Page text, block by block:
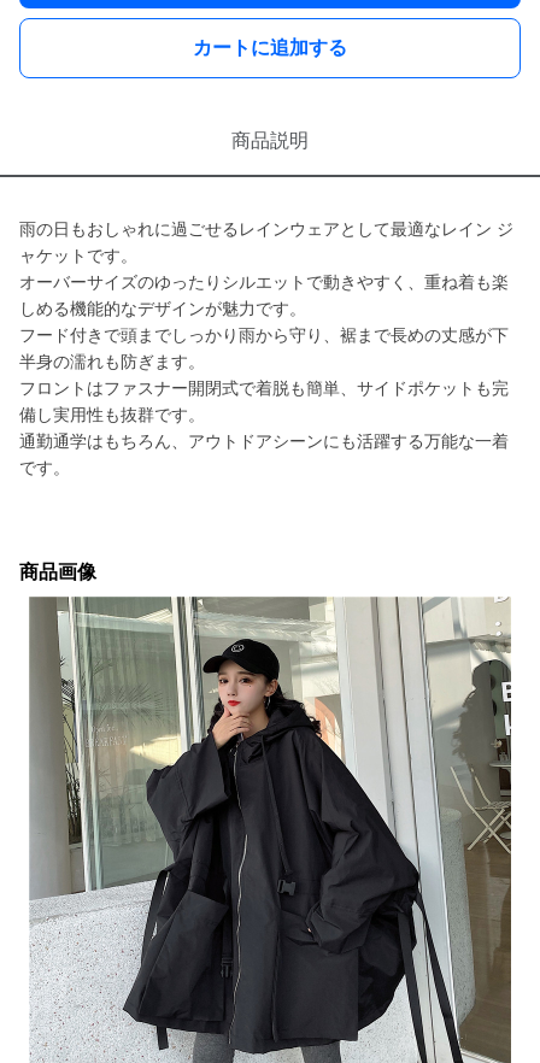
カートに追加する
商品説明
雨の日もおしゃれに過ごせるレインウェアとして最適なレイン ジ
ャケットです。
オーバーサイズのゆったりシルエットで動きやすく、重ね着も楽
しめる機能的なデザインが魅力です。
フード付きで頭までしっかり雨から守り、裾まで長めの丈感が下
半身の濡れも防ぎます。
フロントはファスナー開閉式で着脱も簡単、サイドポケットも完
備し実用性も抜群です。
通勤通学はもちろん、アウトドアシーンにも活躍する万能な一着
です。
商品画像